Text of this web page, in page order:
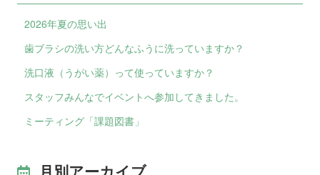
2026年夏の思い出
歯ブラシの洗い方どんなふうに洗っていますか？
洗口液（うがい薬）って使っていますか？
スタッフみんなでイベントへ参加してきました。
ミーティング「課題図書」
月別アーカイブ